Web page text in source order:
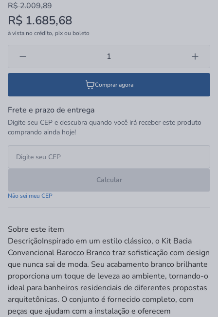
funcionalidade no dia a dia. É uma escolha versátil para quem
busca uma estética tradicional sem abrir mão de um visual
elegante.
R$ 2.009,89
R$ 1.685,68
à vista no crédito, pix ou boleto
Comprar agora
Frete e prazo de entrega
Digite seu CEP e descubra quando você irá receber este produto
comprando ainda hoje!
Calcular
Não sei meu CEP
Sobre este item
DescriçãoInspirado em um estilo clássico, o Kit Bacia
Convencional Barocco Branco traz sofisticação com design
que nunca sai de moda. Seu acabamento branco brilhante
proporciona um toque de leveza ao ambiente, tornando-o
ideal para banheiros residenciais de diferentes propostas
arquitetônicas. O conjunto é fornecido completo, com
peças que ajudam com a instalação e oferecem